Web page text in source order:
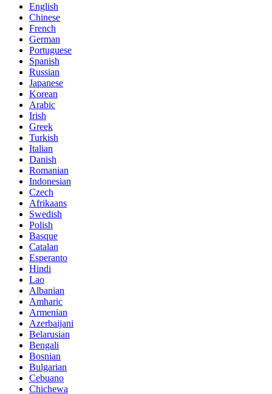
English
Chinese
French
German
Portuguese
Spanish
Russian
Japanese
Korean
Arabic
Irish
Greek
Turkish
Italian
Danish
Romanian
Indonesian
Czech
Afrikaans
Swedish
Polish
Basque
Catalan
Esperanto
Hindi
Lao
Albanian
Amharic
Armenian
Azerbaijani
Belarusian
Bengali
Bosnian
Bulgarian
Cebuano
Chichewa